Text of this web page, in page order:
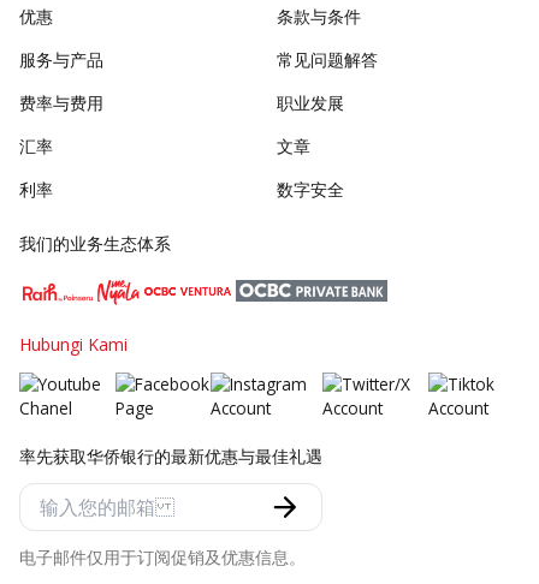
优惠
服务与产品
费率与费用
汇率
利率
条款与条件
常见问题解答
职业发展
文章
数字安全
我们的业务生态体系
Hubungi Kami
率先获取华侨银行的最新优惠与最佳礼遇
电子邮件仅用于订阅促销及优惠信息。